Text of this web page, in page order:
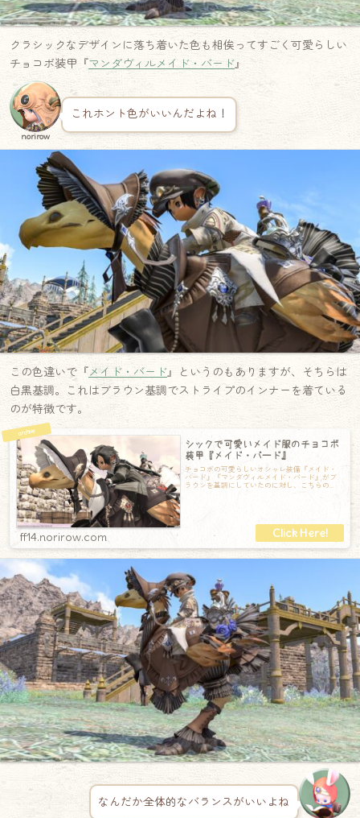
クラシックなデザインに落ち着いた色も相俟ってすごく可愛らしい
チョコボ装甲『マンダヴィルメイド・バード』
norirow
これホント色がいいんだよね！
この色違いで『メイド・バード』というのもありますが、そちらは
白黒基調。これはブラウン基調でストライプのインナーを着ている
のが特徴です。
シックで可愛いメイド服のチョコボ
装甲『メイド・バード』
チョコボの可愛らしいオシャレ装備『メイド・
バード』『マンダヴィルメイド・バード』がブ
ラウンを基調にしていたのに対し、こちらの
『メイド・バード』は黒をベースに白のインナ
ff14.norirow.com
なんだか全体的なバランスがいいよね